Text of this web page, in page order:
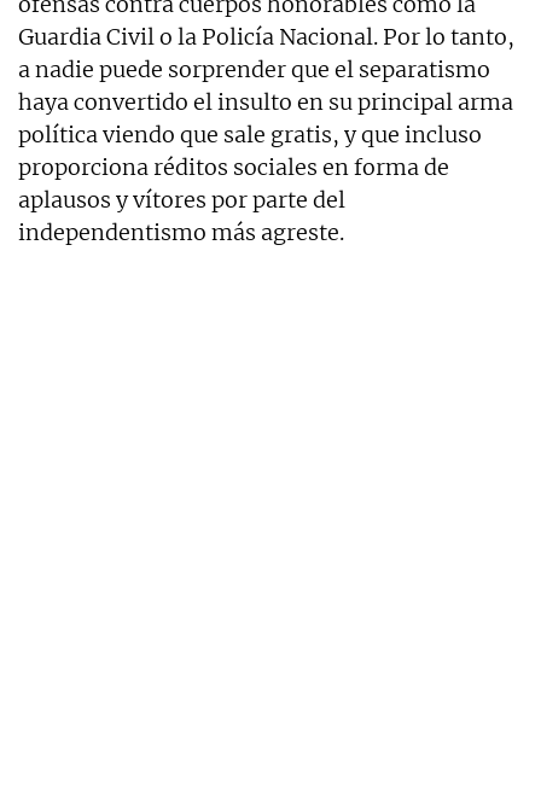
Guardia Civil o la Policía Nacional. Por lo tanto,
a nadie puede sorprender que el separatismo
haya convertido el insulto en su principal arma
política viendo que sale gratis, y que incluso
proporciona réditos sociales en forma de
aplausos y vítores por parte del
independentismo más agreste.